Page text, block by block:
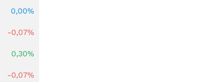
0,00%
-0,07%
0,30%
-0,07%